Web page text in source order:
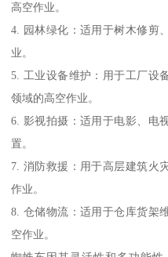
高空作业。
4. 园林绿化：适用于树木修剪
业。
5. 工业设备维护：用于工厂设
领域的高空作业。
6. 影视拍摄：适用于电影、电
置。
7. 消防救援：用于高层建筑火
作业。
8. 仓储物流：适用于仓库货架
空作业。